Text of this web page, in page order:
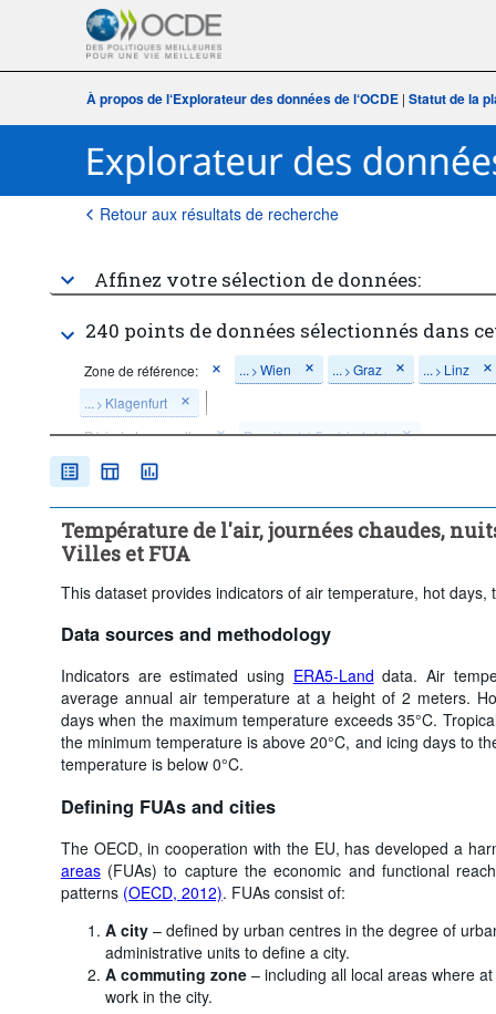
À propos de l‘Explorateur des données de l‘OCDE | Statut de la
Retour aux résultats de recherche
Affinez votre sélection de données:
240 points de données sélectionnés dans
Zone de référence: ... > Wien ... > Graz ... > Linz
... > Klagenfurt
Période temporelle:
Dernière(s) 5 période(s)
Supprimer tout
Température de l'air, journées chaudes,
Villes et FUA
This dataset provides indicators of air temperature, hot days,
Data sources and methodology
Indicators are estimated using ERA5-Land data. Air
average annual air temperature at a height of 2 meters.
days when the maximum temperature exceeds 35°C.
the minimum temperature is above 20°C, and icing days to
temperature is below 0°C.
Defining FUAs and cities
The OECD, in cooperation with the EU, has developed a
areas(FUAs) to capture the economic and functional
patterns (OECD, 2012). FUAs consist of:
A city– defined by urban centres in the degree of
administrative units to define a city.
A commuting zone– including all local areas where
work in the city.